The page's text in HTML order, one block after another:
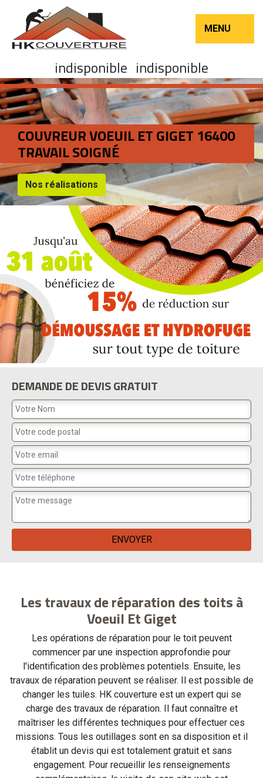
MENU
indisponible indisponible
COUVREUR VOEUIL ET GIGET 16400
TRAVAIL SOIGNÉ
Nos réalisations
DEMANDE DE DEVIS GRATUIT
Les travaux de réparation des toits à
Voeuil Et Giget
Les opérations de réparation pour le toit peuvent
commencer par une inspection approfondie pour
l'identification des problèmes potentiels. Ensuite, les
travaux de réparation peuvent se réaliser. Il est possible de
changer les tuiles. HK couverture est un expert qui se
charge des travaux de réparation. Il faut connaître et
maîtriser les différentes techniques pour effectuer ces
missions. Tous les outillages sont en sa disposition et il
établit un devis qui est totalement gratuit et sans
engagement. Pour recueillir les renseignements